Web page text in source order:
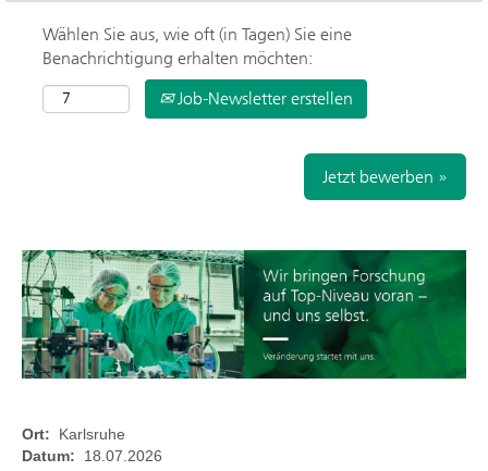
Wählen Sie aus, wie oft (in Tagen) Sie eine
Benachrichtigung erhalten möchten:
Job-Newsletter erstellen
Jetzt bewerben »
Ort: Karlsruhe
Datum: 18.07.2026